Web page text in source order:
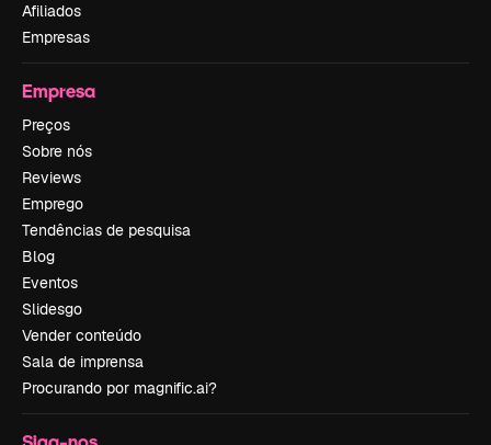
Afiliados
Empresas
Empresa
Preços
Sobre nós
Reviews
Emprego
Tendências de pesquisa
Blog
Eventos
Slidesgo
Vender conteúdo
Sala de imprensa
Procurando por magnific.ai?